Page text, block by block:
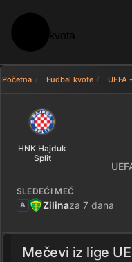
Početna Fudbal kvote UEFA
HNK
HNK Hajduk
Split
SLEDEĆI MEČ
A Zilinaza 7 dana
Mečevi iz lige